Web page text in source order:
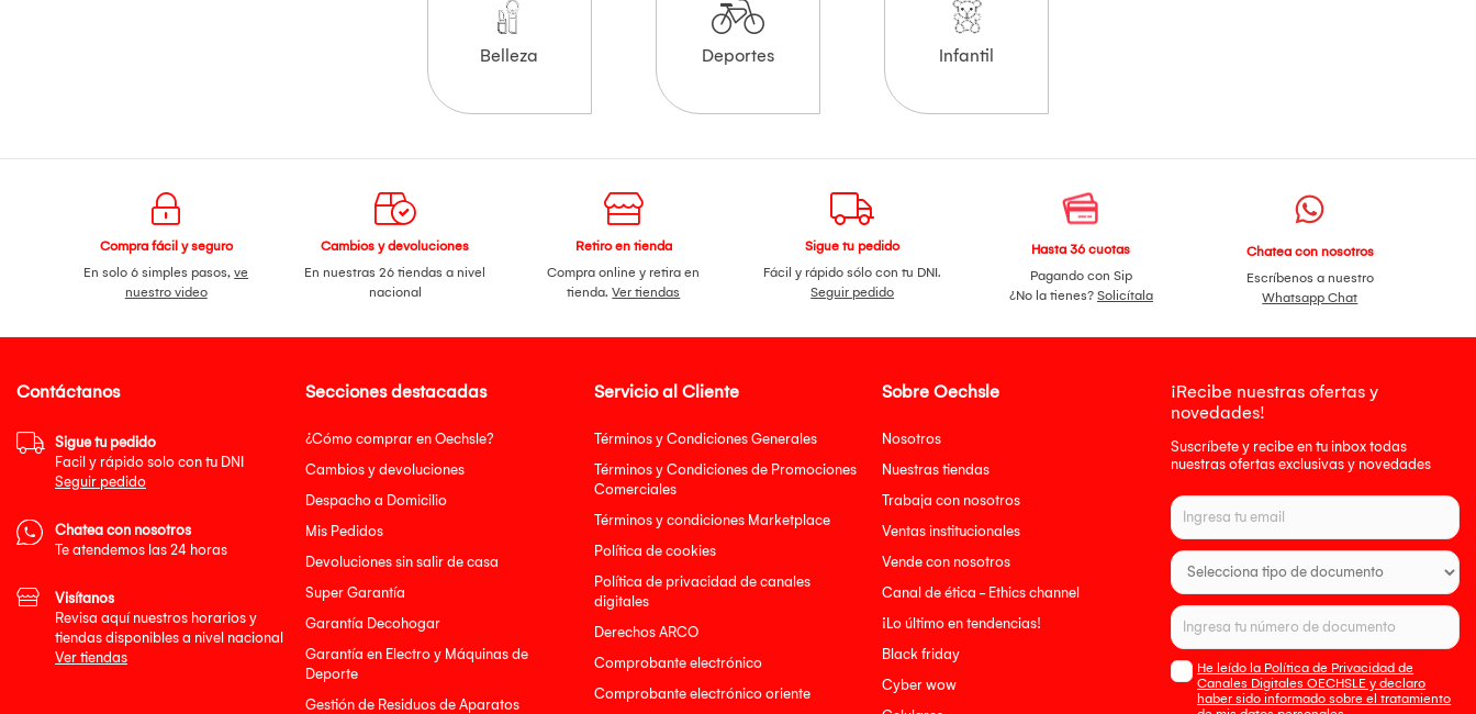
Belleza Deportes Infantil
Compra fácil y seguro
En solo 6 simples pasos,ve
nuestro video
Cambios y devoluciones
En nuestras 26 tiendas a nivel
nacional
Retiro en tienda
Compra online y retira en
tienda.Ver tiendas
Sigue tu pedido
Fácil y rápido sólo con tu DNI.
Seguir pedido
Hasta 36 cuotas
Pagando con Sip
¿No la tienes? Solicítala
Chatea con nosotros
Escríbenos a nuestro
Whatsapp Chat
Secciones destacadas
¿Cómo comprar en Oechsle?
Cambios y devoluciones
Despacho a Domicilio
Mis Pedidos
Devoluciones sin salir de casa
Super Garantía
Garantía Decohogar
Garantía en Electro y Máquinas de
Deporte
Gestión de Residuos de Aparatos
Servicio al Cliente
Términos y Condiciones Generales
Términos y Condiciones de Promociones
Comerciales
Términos y condiciones Marketplace
Política de cookies
Política de privacidad de canales
digitales
Derechos ARCO
Comprobante electrónico
Comprobante electrónico oriente
Sobre Oechsle
Nosotros
Nuestras tiendas
Trabaja con nosotros
Ventas institucionales
Vende con nosotros
Canal de ética - Ethics channel
¡Lo último en tendencias!
Black friday
Cyber wow
¡Recibe nuestras ofertas y
novedades!
Suscríbete y recibe en tu inbox todas
nuestras ofertas exclusivas y novedades
He leído la Política de Privacidad de
Canales Digitales OECHSLE y declaro
haber sido informado sobre el tratamiento
Contáctanos
Sigue tu pedido
Facil y rápido solo con tu DNI
Seguir pedido
Chatea con nosotros
Te atendemos las 24 horas
Visítanos
Revisa aquí nuestros horarios y
tiendas disponibles a nivel nacional
Ver tiendas